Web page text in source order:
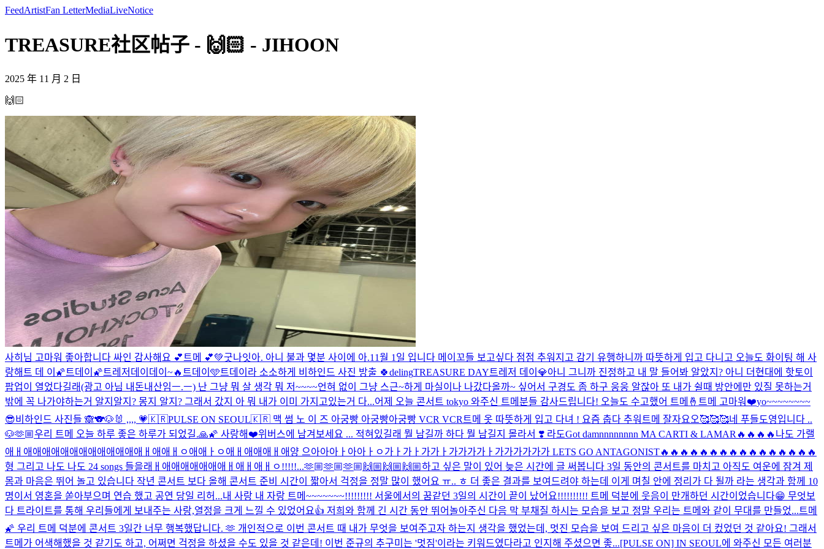
FeedArtistFan LetterMediaLiveNotice
TREASURE社区帖子 - 🙌🏻 - JIHOON
2025 年 11 月 2 日
🙌🏻
사히님 고마워 좋아합니다 싸인 감사해요 💕 트메 💕💚굿나잇아. 아니 불과 몇분 사이에 아.11월 1일 입니다 메이꼬들 보고싶다 점점 추워지고 감기 유행하니까 따뜻하게 입고 다니고 오늘도 화이팅 해 사
랑해 트 데 이 🌠트데이🌠트레저데이데이~🔥 트데이🩵트데이라 소소하게 비하인드 사진 방출 🍀delingTREASURE DAY트레저 데이💎아니 그니까 진정하고 내 말 들어봐 알았지? 아니 더현대에 핫토이
팝업이 열었다길래(광고 아님 내돈내산임ㅡ.ㅡ) 난 그냥 뭐 살 생각 뭐 저~~~~언혀 없이 그냥 스근~하게 마실이나 나갔다올까~ 싶어서 구경도 좀 하구 웅웅 알잖아 또 내가 쉴때 방안에만 있질 못하는거
밖에 꼭 나가야하는거 알지알지? 몽지 알지? 그래서 갔지 아 뭐 내가 이미 가지고있는거 다...어제 오늘 콘서트 tokyo 와주신 트메분들 감사드립니다! 오늘도 수고했어 트메🤞 트메 고마워❤️yo~~~~~~~~
😎비하인드 사진들 🙈🐨🐶🐰 ,,,, 💗🇰🇷PULSE ON SEOUL🇰🇷 맥 썸 노 이 즈 아궁빵 아궁빵아궁빵 VCR VCR 트메 옷 따뜻하게 입고 다녀 ! 요즘 춥다 추워 트메 잘자요오🥰🥰🥰네 푸들도영입니다 ..
🐶🫶🏼우리 트메 오늘 하루 좋은 하루가 되었길.🙏🌠 사랑해❤️위버스에 남겨보세요 ... 적혀있길래 뭘 남길까 하다 뭘 남길지 몰라서 ❣️ 라도Got damnnnnnnnn MA CARTI & LAMAR🔥🔥🔥🔥나도 가랠
애ㅐ애애애애애애애애애애애애애ㅐ애애ㅐㅇ애애ㅏㅇ애ㅐ애애애ㅐ애양 으아아아ㅏ아아ㅏㅇ가ㅏ가ㅏ가가ㅏ가가가가ㅏ가가가가가가 LETS GO ANTAGONIST🔥🔥🔥🔥🔥🔥🔥🔥🔥🔥🔥🔥🔥🔥🔥🔥
형 그리고 나도 나도 24 songs 들을래ㅐ애애애애애애애ㅐ애ㅐ애ㅐㅇ!!!!!...🫶🏼🫶🏼🫶🏼🙌🏼🙌🏼🙌🏼하고 싶은 말이 있어 늦은 시간에 글 써봅니다 3일 동안의 콘서트를 마치고 아직도 여운에 잠겨 제
몸과 마음은 뛰어 놀고 있습니다 작년 콘서트 보다 올해 콘서트 준비 시간이 짧아서 걱정을 정말 많이 했어요 ㅠ.. ㅎ 더 좋은 결과를 보여드려야 하는데 이게 며칠 안에 정리가 다 될까 라는 생각과 함께 10
명이서 영혼을 쏟아부으며 연습 했고 공연 당일 리허...내 사랑 내 자랑 트메~~~~~~~!!!!!!!!! 서울에서의 꿈같던 3일의 시간이 끝이 났어요!!!!!!!!!! 트메 덕분에 웃음이 만개하던 시간이었습니다😁 무엇보
다 트라이트를 통해 우리들에게 보내주는 사랑,열정을 크게 느낄 수 있었어요👍 저희와 함께 긴 시간 동안 뛰어놀아주신 다음 막 부채질 하시는 모습을 보고 정말 우리는 트메와 같이 무대를 만들었...트메
🌠 우리 트메 덕분에 콘서트 3일간 너무 행복했답니다. 🫶 개인적으로 이번 콘서트 때 내가 무엇을 보여주고자 하는지 생각을 했었는데, 멋진 모습을 보여 드리고 싶은 마음이 더 컸었던 것 같아요! 그래서
트메가 어색해했을 것 같기도 하고, 어쩌면 걱정을 하셨을 수도 있을 것 같은데! 이번 준규의 추구미는 '멋짐'이라는 키워드였다라고 인지해 주셨으면 좋...[PULSE ON] IN SEOUL에 와주신 모든 여러분